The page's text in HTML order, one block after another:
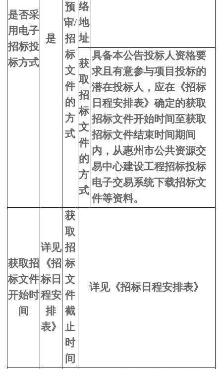
是否采
用电子
招标投
标方式
是
预
审/
招
标
文
件
的
方
式
络
地
址
获
取
招
标
文
件
的
方
式
具备本公告投标人资格要
求且有意参与项目投标的
潜在投标人，应在《招标
日程安排表》确定的获取
招标文件开始时间至获取
招标文件结束时间期间
内，从惠州市公共资源交
易中心建设工程招标投标
电子交易系统下载招标文
件等资料。
获取招
标文件
开始时
间
详见
《招
标日
程安
排
表》
获
取
招
标
文
件
截
止
时
间
详见《招标日程安排表》